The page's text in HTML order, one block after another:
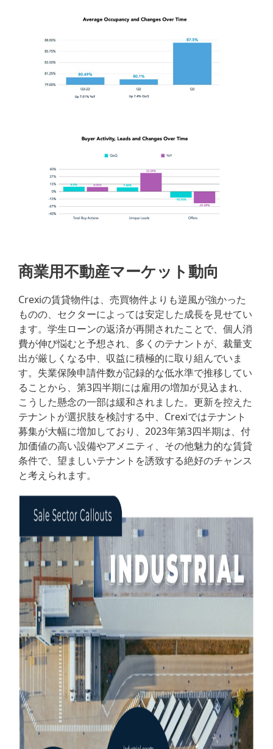
商業用不動産マーケット動向
Crexiの賃貸物件は、売買物件よりも逆風が強かった
ものの、セクターによっては安定した成長を見せてい
ます。学生ローンの返済が再開されたことで、個人消
費が伸び悩むと予想され、多くのテナントが、裁量支
出が厳しくなる中、収益に積極的に取り組んでいま
す。失業保険申請件数が記録的な低水準で推移してい
ることから、第3四半期には雇用の増加が見込まれ、
こうした懸念の一部は緩和されました。更新を控えた
テナントが選択肢を検討する中、Crexiではテナント
募集が大幅に増加しており、2023年第3四半期は、付
加価値の高い設備やアメニティ、その他魅力的な賃貸
条件で、望ましいテナントを誘致する絶好のチャンス
と考えられます。